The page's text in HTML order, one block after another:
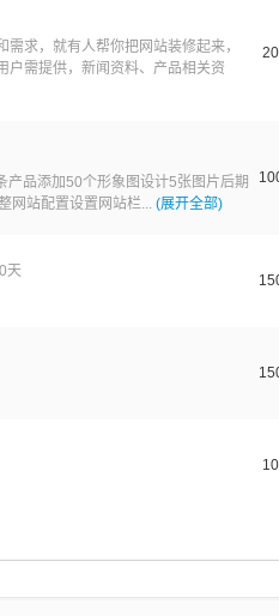
求，就有人帮你把网站装修起来，
户需提供，新闻资料、产品相关资
品添加50个形象图设计5张图片后期
网站配置设置网站栏... (展开全部)
天